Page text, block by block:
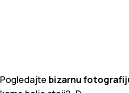
Pogledajte bizarnu